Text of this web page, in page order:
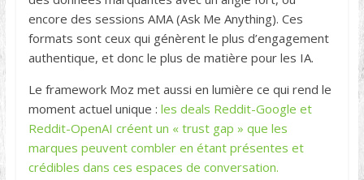
encore des sessions AMA (Ask Me Anything). Ces
formats sont ceux qui génèrent le plus d’engagement
authentique, et donc le plus de matière pour les IA.
Le framework Moz met aussi en lumière ce qui rend le
moment actuel unique : les deals Reddit-Google et
Reddit-OpenAI créent un « trust gap » que les
marques peuvent combler en étant présentes et
crédibles dans ces espaces de conversation.